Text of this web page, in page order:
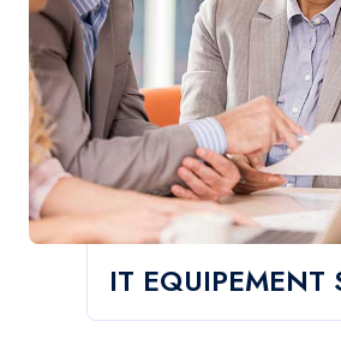
IT EQUIPEMENT